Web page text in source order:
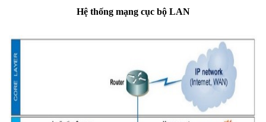
Hệ thống mạng cục bộ LAN